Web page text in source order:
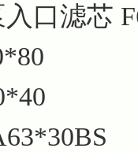
口滤芯